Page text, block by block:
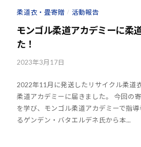
柔道衣・畳寄贈 / 活動報告
モンゴル柔道アカデミーに柔
た！
2023年3月17日
k
o
u
h
2022年11月に発送したリサイクル柔道
柔道アカデミーに届きました。 今回の
を学び、モンゴル柔道アカデミーで指
るゲンデン・バタエルデネ氏から本...